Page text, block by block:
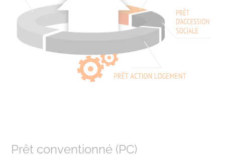
Prêt conventionné (PC)